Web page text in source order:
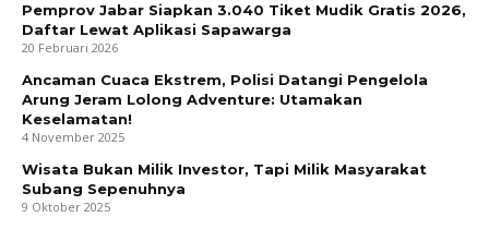
Pemprov Jabar Siapkan 3.040 Tiket Mudik Gratis 2026,
Daftar Lewat Aplikasi Sapawarga
20 Februari 2026
Ancaman Cuaca Ekstrem, Polisi Datangi Pengelola
Arung Jeram Lolong Adventure: Utamakan
Keselamatan!
4 November 2025
Wisata Bukan Milik Investor, Tapi Milik Masyarakat
Subang Sepenuhnya
9 Oktober 2025